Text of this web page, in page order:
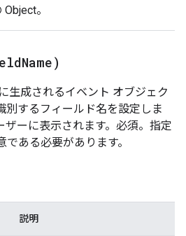
。
Name)
生成されるイベント オブジェク
別するフィールド名を設定しま
ザーに表示されます。必須。指定
ある必要があります。
説明